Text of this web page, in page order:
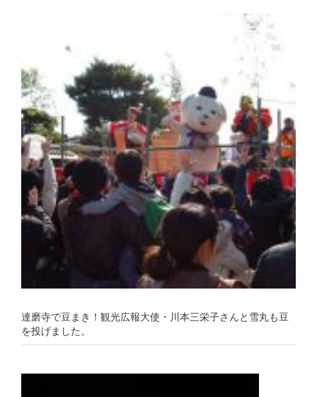
達磨寺で豆まき！観光広報大使・川本三栄子さんと雪丸も豆
を投げました。